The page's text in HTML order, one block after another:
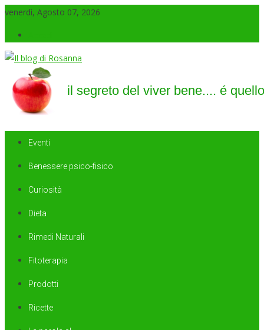
venerdì, Agosto 07, 2026
Il blog di Rosanna
il segreto del viver bene…. é quello di saper sorridere sempre
Eventi
Benessere psico-fisico
Curiosità
Dieta
Rimedi Naturali
Fitoterapia
Prodotti
Ricette